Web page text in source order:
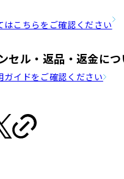
はこちらをご確認ください
セル・返品・返金につ
ガイドをご確認ください